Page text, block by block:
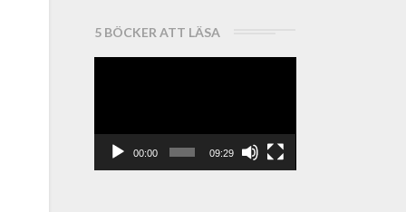
5 BÖCKER ATT LÄSA
00:00 09:29